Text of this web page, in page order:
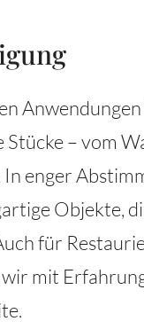
– vom
enger
Objekte,
für
mit